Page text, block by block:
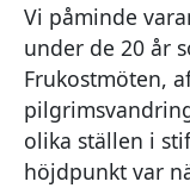
Vi påminde
under de 20 år
Frukostmöten,
olika ställen i
höjdpunkt var